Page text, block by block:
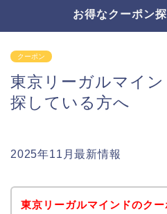
お得なクーポン
クーポン
東京リーガルマイ
探している方へ
2025年11月最新情報
東京リーガルマインドのク